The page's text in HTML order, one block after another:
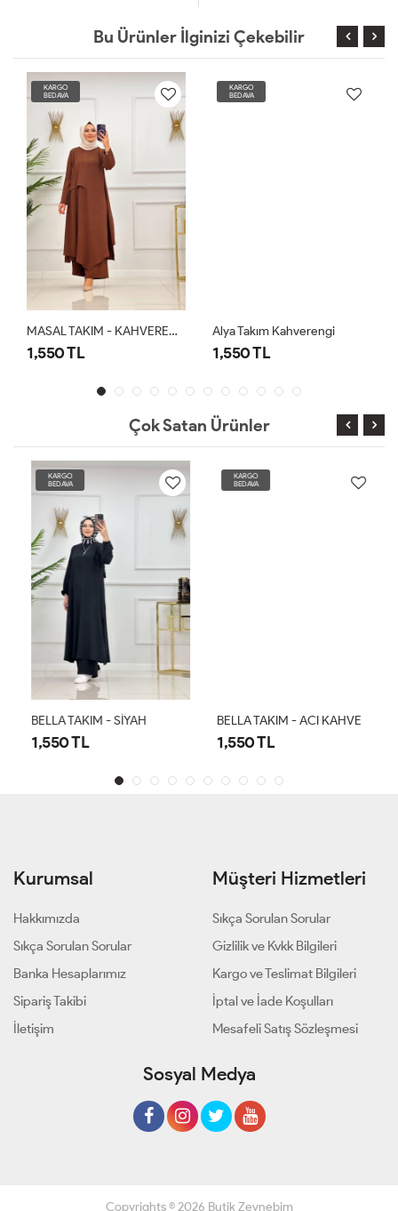
Bu Ürünler İlginizi Çekebilir
KARGO
BEDAVA
MASAL TAKIM - KAHVERENGİ
1,550 TL
KARGO
BEDAVA
Alya Takım Kahverengi
1,550 TL
Çok Satan Ürünler
KARGO
BEDAVA
BELLA TAKIM - SİYAH
1,550 TL
KARGO
BEDAVA
BELLA TAKIM - ACI KAHVE
1,550 TL
Kurumsal
Hakkımızda
Sıkça Sorulan Sorular
Banka Hesaplarımız
Sipariş Takibi
İletişim
Müşteri Hizmetleri
Sıkça Sorulan Sorular
Gizlilik ve Kvkk Bilgileri
Kargo ve Teslimat Bilgileri
İptal ve İade Koşulları
Mesafeli Satış Sözleşmesi
Sosyal Medya
Copyrights © 2026 Butik Zeynebim